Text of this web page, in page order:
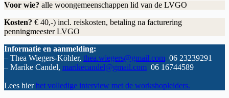
Voor wie? alle woongemeenschappen lid van de LVGO
Kosten? € 40,-) incl. reiskosten, betaling na facturering
penningmeester LVGO
Informatie en aanmelding:
– Thea Wiegers-Köhler, thea.wiegers@gmail.com 06 23239291
– Marike Candel, marikecandel@gmail.com 06 16744589
Lees hierhet volledige interview met de workshopleiders.